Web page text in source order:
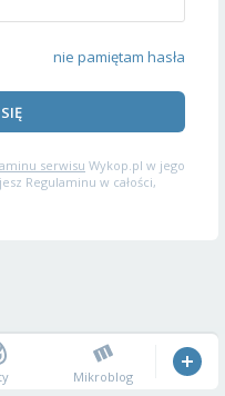
nie pamiętam hasła
serwisu Wykop.pl w jego
Regulaminu w całości,
Mikroblog